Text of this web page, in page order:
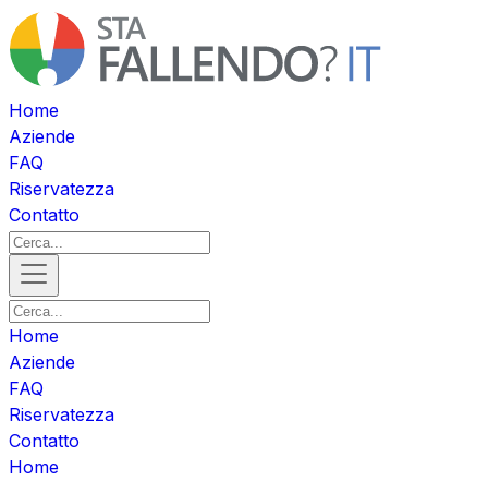
Home
Aziende
FAQ
Riservatezza
Contatto
Home
Aziende
FAQ
Riservatezza
Contatto
Home